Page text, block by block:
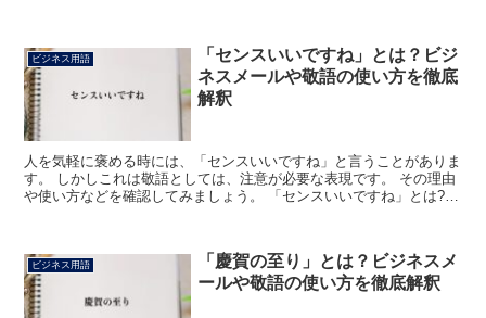
ビジネス用語
「センスいいですね」とは？ビジ
ネスメールや敬語の使い方を徹底
解釈
人を気軽に褒める時には、「センスいいですね」と言うことがありま
す。 しかしこれは敬語としては、注意が必要な表現です。 その理由
や使い方などを確認してみましょう。 「センスいいですね」とは?
ビジネス用語
「慶賀の至り」とは？ビジネスメ
ールや敬語の使い方を徹底解釈